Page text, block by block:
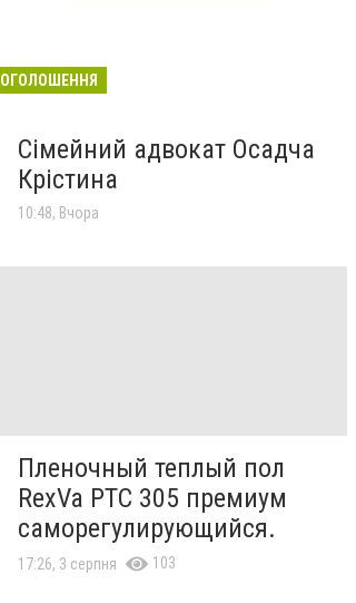
ОГОЛОШЕННЯ
Сімейний адвокат Осадча
Крістина
10:48, Вчора
Пленочный теплый пол
RexVa PTC 305 премиум
саморегулирующийся.
17:26, 3 серпня 103